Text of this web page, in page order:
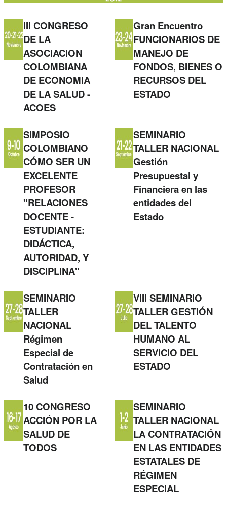
III CONGRESO
DE LA
ASOCIACION
COLOMBIANA
DE ECONOMIA
DE LA SALUD -
ACOES
Gran Encuentro
FUNCIONARIOS DE
MANEJO DE
FONDOS, BIENES O
RECURSOS DEL
ESTADO
SIMPOSIO
COLOMBIANO
CÓMO SER UN
EXCELENTE
PROFESOR
"RELACIONES
DOCENTE -
ESTUDIANTE:
DIDÁCTICA,
AUTORIDAD, Y
DISCIPLINA"
SEMINARIO
TALLER NACIONAL
Gestión
Presupuestal y
Financiera en las
entidades del
Estado
SEMINARIO
TALLER
NACIONAL
Régimen
Especial de
Contratación en
Salud
VIII SEMINARIO
TALLER GESTIÓN
DEL TALENTO
HUMANO AL
SERVICIO DEL
ESTADO
10 CONGRESO
ACCIÓN POR LA
SALUD DE
TODOS
SEMINARIO
TALLER NACIONAL
LA CONTRATACIÓN
EN LAS ENTIDADES
ESTATALES DE
RÉGIMEN
ESPECIAL